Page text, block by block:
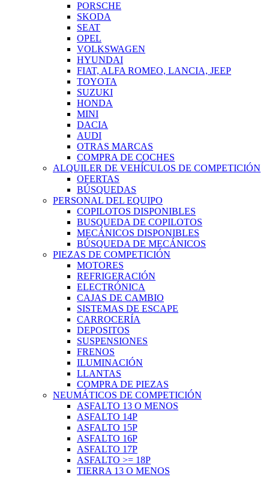
PORSCHE
SKODA
SEAT
OPEL
VOLKSWAGEN
HYUNDAI
FIAT, ALFA ROMEO, LANCIA, JEEP
TOYOTA
SUZUKI
HONDA
MINI
DACIA
AUDI
OTRAS MARCAS
COMPRA DE COCHES
ALQUILER DE VEHÍCULOS DE COMPETICIÓN
OFERTAS
BÚSQUEDAS
PERSONAL DEL EQUIPO
COPILOTOS DISPONIBLES
BUSQUEDA DE COPILOTOS
MECÁNICOS DISPONIBLES
BÚSQUEDA DE MECÁNICOS
PIEZAS DE COMPETICIÓN
MOTORES
REFRIGERACIÓN
ELECTRÓNICA
CAJAS DE CAMBIO
SISTEMAS DE ESCAPE
CARROCERÍA
DEPOSITOS
SUSPENSIONES
FRENOS
ILUMINACIÓN
LLANTAS
COMPRA DE PIEZAS
NEUMÁTICOS DE COMPETICIÓN
ASFALTO 13 O MENOS
ASFALTO 14P
ASFALTO 15P
ASFALTO 16P
ASFALTO 17P
ASFALTO >= 18P
TIERRA 13 O MENOS